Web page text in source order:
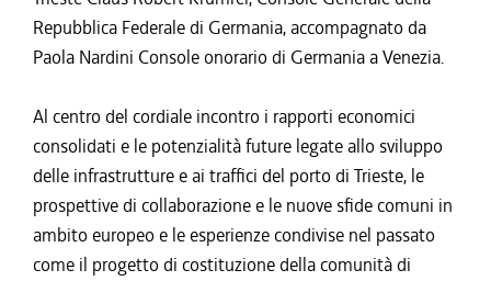
Repubblica Federale di Germania, accompagnato da
Paola Nardini Console onorario di Germania a Venezia.
Al centro del cordiale incontro i rapporti economici
consolidati e le potenzialità future legate allo sviluppo
delle infrastrutture e ai traffici del porto di Trieste, le
prospettive di collaborazione e le nuove sfide comuni in
ambito europeo e le esperienze condivise nel passato
come il progetto di costituzione della comunità di